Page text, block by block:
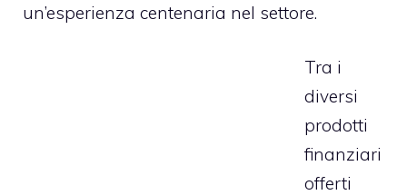
un’esperienza centenaria nel settore.
Tra i
diversi
prodotti
finanziari
offerti